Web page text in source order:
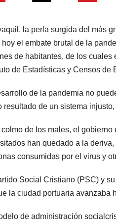
la perla surgida del más
hoy el embate brutal de la
de habitantes, de los cuales
de Estadísticas y Censos
de la pandemia no
resultado de un sistema
colmo de los males, el
han quedado a la
consumidas por el virus y
Social Cristiano (PSC) y
la ciudad portuaria avanzaba
de administración